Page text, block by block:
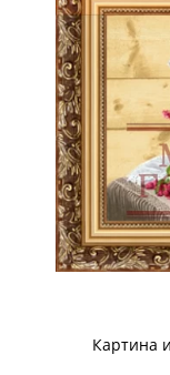
Картина